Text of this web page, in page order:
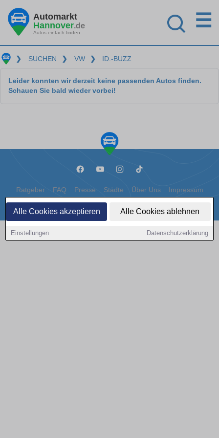
Alle Cookies akzeptieren Alle Cookies ablehnen
Einstellungen Datenschutzerklärung
Automarkt
Hannover.de
Autos einfach finden
☰
❯ SUCHEN ❯ VW ❯ ID.-BUZZ
Leider konnten wir derzeit keine passenden Autos finden.
Schauen Sie bald wieder vorbei!
Ratgeber FAQ Presse Städte Über Uns Impressum
Datenschutz Cookies
Copyright © 2000 - 2026 | 1A Infosysteme GmbH | Content by: 1a-sites-autos